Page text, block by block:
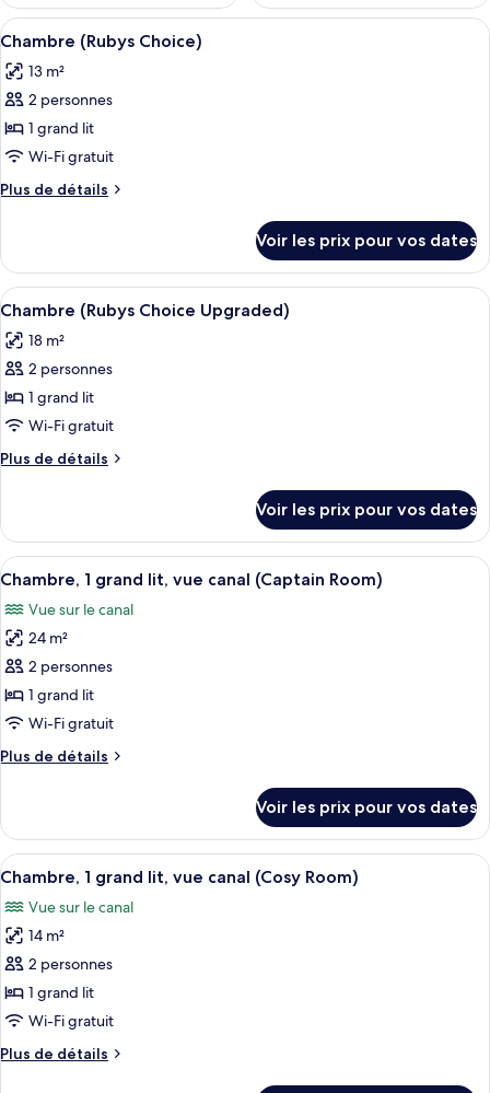
Afficher
toutes
les
photos
pour
ce
type
de
Chambre
(Rubys
Choice)
Literie de qualité supérieure,
6
Chambre (Rubys Choice)
13 m²
2 personnes
1 grand lit
Wi-Fi gratuit
Plus de détails
Plus
le
type
de
Chambre
(Rubys
Voir les prix pour vos dates
Afficher
toutes
les
photos
pour
ce
type
de
Chambre
(Rubys
Choice
Upgraded)
6
Chambre (Rubys Choice Upgraded)
18 m²
2 personnes
1 grand lit
Wi-Fi gratuit
Plus de détails
Plus
le
type
de
Chambre
(Rubys
Choice
Upgraded)
Voir les prix pour vos dates
Afficher
toutes
les
photos
pour
ce
type
chambre :
grand
lit,
canal
(Captain
Room)
Chambre, 1 grand lit, vue canal
6
Chambre, 1 grand lit, vue canal (Captain Room)
Vue sur le canal
24 m²
2 personnes
1 grand lit
Wi-Fi gratuit
Plus de détails
Plus
le
type
de
Chambre,
grand
lit,
vue
canal
(Captain
Room)
Voir les prix pour vos dates
Afficher
toutes
les
photos
pour
ce
type
chambre :
Literie de qualité supérieure,
6
Chambre, 1 grand lit, vue canal (Cosy Room)
Vue sur le canal
14 m²
2 personnes
1 grand lit
Wi-Fi gratuit
Plus de détails
Plus